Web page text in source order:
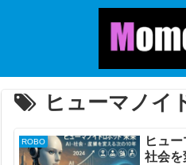
ヒューマノイ
ROBO
ヒュ
社会